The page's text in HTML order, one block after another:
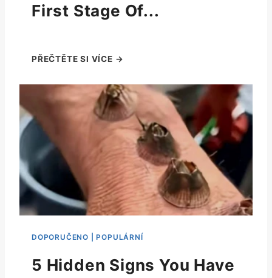
First Stage Of...
5 Hidden Signs You Have